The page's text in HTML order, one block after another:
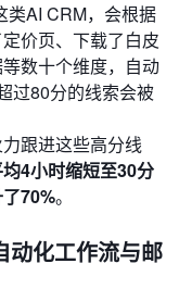
类AI CRM，会根据
价页、下载了白皮
数十个维度，自动
过80分的线索会被
跟进这些高分线
4小时缩短至30分
70%。
化工作流与邮